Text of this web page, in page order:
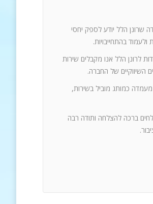
שרונן הלל יודע לספק יחסי
בהתחייבויות.
לרונן הלל אנו מקבלים שירות
כמותג מוביל בשירות,
ברכה להצלחה ותודה רבה